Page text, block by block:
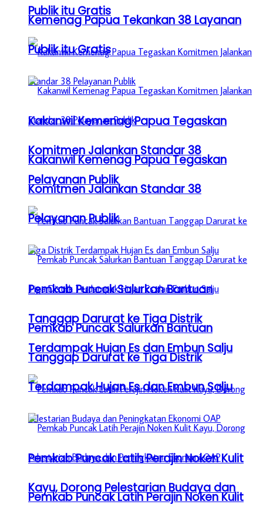
Publik itu Gratis
Kakanwil Kemenag Papua Tegaskan
Komitmen Jalankan Standar 38
Pelayanan Publik
Pemkab Puncak Salurkan Bantuan
Tanggap Darurat ke Tiga Distrik
Terdampak Hujan Es dan Embun Salju
Pemkab Puncak Latih Perajin Noken Kulit
Kayu, Dorong Pelestarian Budaya dan
Kemenag Papua Tekankan 38 Layanan
Publik itu Gratis
Kakanwil Kemenag Papua Tegaskan
Komitmen Jalankan Standar 38
Pelayanan Publik
Pemkab Puncak Salurkan Bantuan
Tanggap Darurat ke Tiga Distrik
Terdampak Hujan Es dan Embun Salju
Pemkab Puncak Latih Perajin Noken Kulit